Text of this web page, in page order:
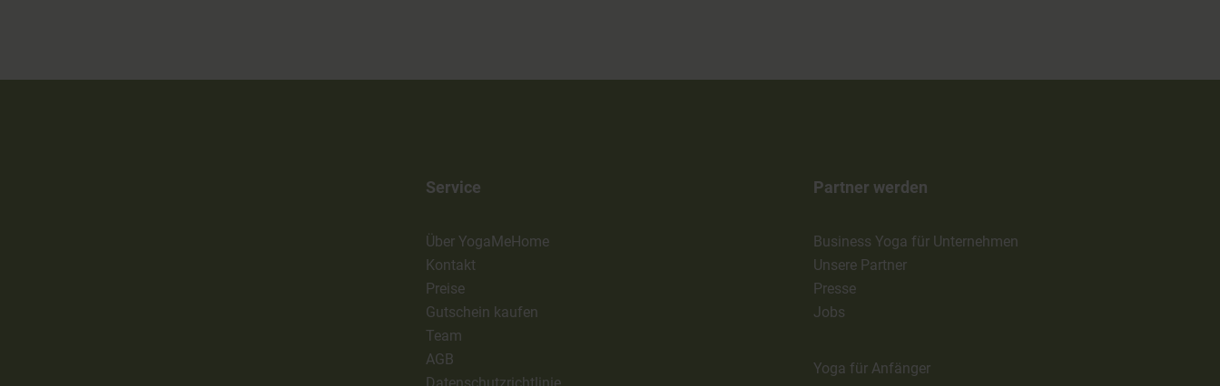
Service
Über YogaMeHome
Kontakt
Preise
Gutschein kaufen
Team
AGB
Partner werden
Business Yoga für Unternehmen
Unsere Partner
Presse
Jobs
Yoga für Anfänger